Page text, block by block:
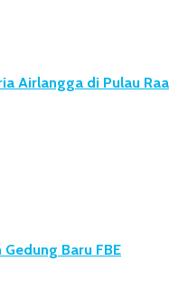
Airlangga di Pulau
Baru FBE